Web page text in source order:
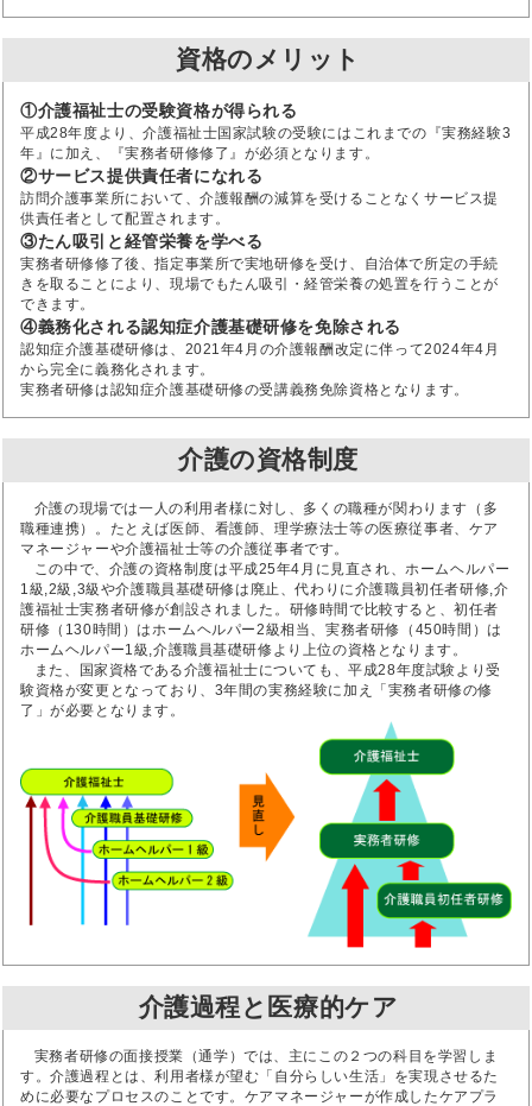
資格のメリット
①介護福祉士の受験資格が得られる
平成28年度より、介護福祉士国家試験の受験にはこれまでの『実務経験3
年』に加え、『実務者研修修了』が必須となります。
②サービス提供責任者になれる
訪問介護事業所において、介護報酬の減算を受けることなくサービス提
供責任者として配置されます。
③たん吸引と経管栄養を学べる
実務者研修修了後、指定事業所で実地研修を受け、自治体で所定の手続
きを取ることにより、現場でもたん吸引・経管栄養の処置を行うことが
できます。
④義務化される認知症介護基礎研修を免除される
認知症介護基礎研修は、2021年4月の介護報酬改定に伴って2024年4月
から完全に義務化されます。
実務者研修は認知症介護基礎研修の受講義務免除資格となります。
介護の資格制度
介護の現場では一人の利用者様に対し、多くの職種が関わります（多
職種連携）。たとえば医師、看護師、理学療法士等の医療従事者、ケア
マネージャーや介護福祉士等の介護従事者です。
この中で、介護の資格制度は平成25年4月に見直され、ホームヘルパー
1級,2級,3級や介護職員基礎研修は廃止、代わりに介護職員初任者研修,介
護福祉士実務者研修が創設されました。研修時間で比較すると、初任者
研修（130時間）はホームヘルパー2級相当、実務者研修（450時間）は
ホームヘルパー1級,介護職員基礎研修より上位の資格となります。
また、国家資格である介護福祉士についても、平成28年度試験より受
験資格が変更となっており、3年間の実務経験に加え「実務者研修の修
了」が必要となります。
介護過程と医療的ケア
実務者研修の面接授業（通学）では、主にこの２つの科目を学習しま
す。介護過程とは、利用者様が望む「自分らしい生活」を実現させるた
めに必要なプロセスのことです。ケアマネージャーが作成したケアプラ